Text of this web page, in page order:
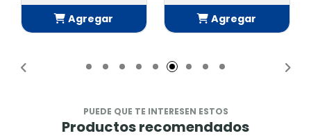
Agregar
Agregar
PUEDE QUE TE INTERESEN ESTOS
Productos recomendados